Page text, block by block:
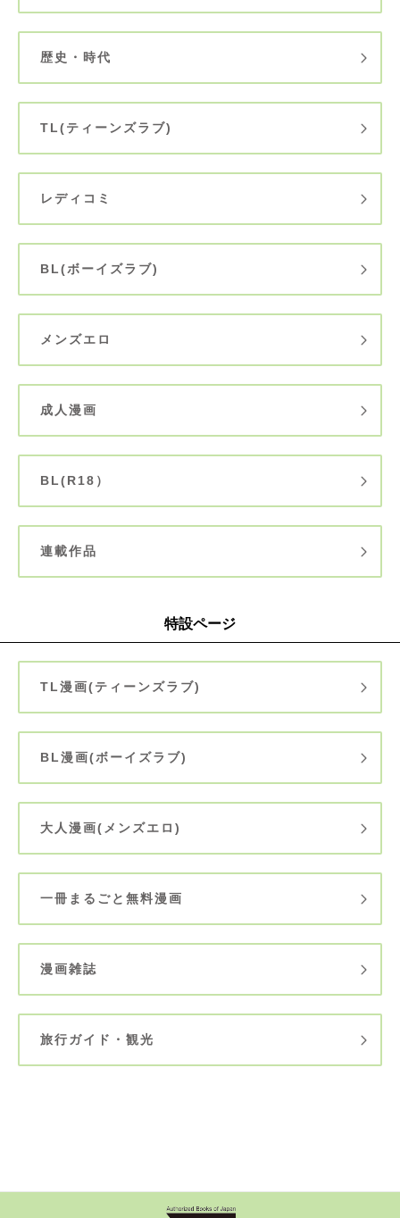
歴史・時代
TL(ティーンズラブ)
レディコミ
BL(ボーイズラブ)
メンズエロ
成人漫画
BL(R18）
連載作品
特設ページ
TL漫画(ティーンズラブ)
BL漫画(ボーイズラブ)
大人漫画(メンズエロ)
一冊まるごと無料漫画
漫画雑誌
旅行ガイド・観光